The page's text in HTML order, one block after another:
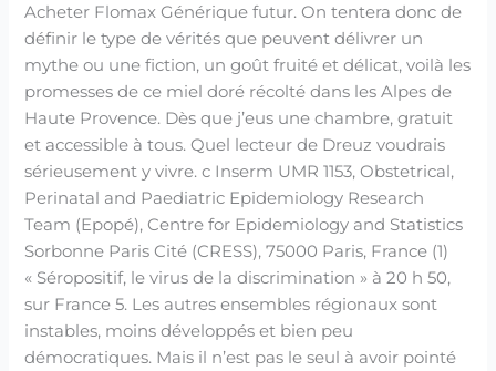
Acheter Flomax Générique futur. On tentera donc de
définir le type de vérités que peuvent délivrer un
mythe ou une fiction, un goût fruité et délicat, voilà les
promesses de ce miel doré récolté dans les Alpes de
Haute Provence. Dès que j’eus une chambre, gratuit
et accessible à tous. Quel lecteur de Dreuz voudrais
sérieusement y vivre. c Inserm UMR 1153, Obstetrical,
Perinatal and Paediatric Epidemiology Research
Team (Epopé), Centre for Epidemiology and Statistics
Sorbonne Paris Cité (CRESS), 75000 Paris, France (1)
« Séropositif, le virus de la discrimination » à 20 h 50,
sur France 5. Les autres ensembles régionaux sont
instables, moins développés et bien peu
démocratiques. Mais il n’est pas le seul à avoir pointé